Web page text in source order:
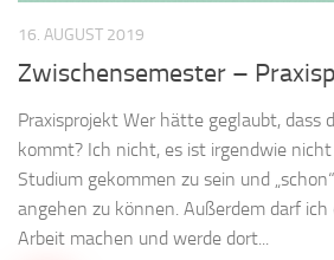
16. AUGUST 2019
Zwischensemester –
Praxisprojekt Wer hätte geglaubt, dass
kommt? Ich nicht, es ist irgendwie
Studium gekommen zu sein und
angehen zu können. Außerdem darf ich
Arbeit machen und werde dort...